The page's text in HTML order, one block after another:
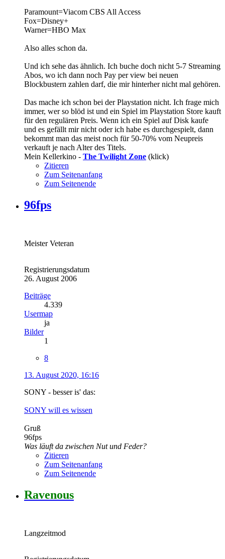
Paramount=Viacom CBS All Access
Fox=Disney+
Warner=HBO Max
Also alles schon da.
Und ich sehe das ähnlich. Ich buche doch nicht 5-7 Streaming
Abos, wo ich dann noch Pay per view bei neuen
Blockbustern zahlen darf, die mir hinterher nicht mal gehören.
Das mache ich schon bei der Playstation nicht. Ich frage mich
immer, wer so blöd ist und ein Spiel im Playstation Store kauft
für den regulären Preis. Wenn ich ein Spiel auf Disk kaufe
und es gefällt mir nicht oder ich habe es durchgespielt, dann
bekommt man das meist noch für 50-70% vom Neupreis
verkauft je nach Alter des Titels.
Mein Kellerkino - The Twilight Zone (klick)
Zitieren
Zum Seitenanfang
Zum Seitenende
96fps
Meister Veteran
Registrierungsdatum
26. August 2006
Beiträge
4.339
Usermap
ja
Bilder
1
8
13. August 2020, 16:16
SONY - besser is' das:
SONY will es wissen
Gruß
96fps
Was läuft da zwischen Nut und Feder?
Zitieren
Zum Seitenanfang
Zum Seitenende
Ravenous
Langzeitmod